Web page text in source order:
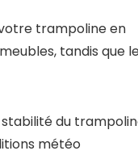
trampoline en
tandis que
du
météo